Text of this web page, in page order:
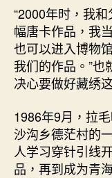
“2000年时，我
幅唐卡作品，我
也可以进入博物
我们的作品。”
决心要做好藏绣
1986年9月，拉
沙沟乡德茫村的
人学习穿针引线
品，再到成为青